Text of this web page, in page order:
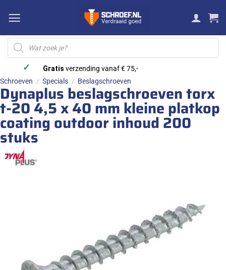
naar
inhoud
Producten
zoeken
✓ Gratis verzending vanaf € 75,-
Schroeven / Specials / Beslagschroeven
Dynaplus beslagschroeven torx
t-20 4,5 x 40 mm kleine platkop
coating outdoor inhoud 200
stuks